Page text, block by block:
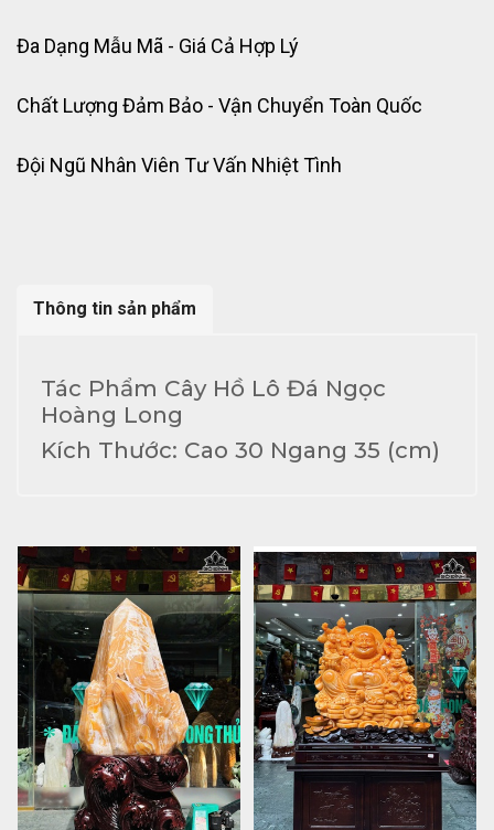
Đa Dạng Mẫu Mã - Giá Cả Hợp Lý
Chất Lượng Đảm Bảo - Vận Chuyển Toàn Quốc
Đội Ngũ Nhân Viên Tư Vấn Nhiệt Tình
Thông tin sản phẩm
Tác Phẩm Cây Hồ Lô Đá Ngọc
Hoàng Long
Kích Thước: Cao 30 Ngang 35 (cm)